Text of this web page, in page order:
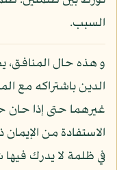
السبب.
و هذه حال المنافق،
الدين باشتراكه مع
غيرهما حتى إذا حان
الاستفادة من
في ظلمة لا يدرك فيها